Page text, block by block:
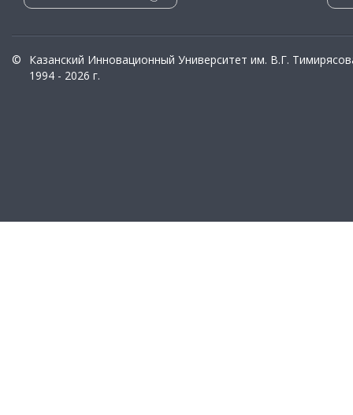
©
Казанский Инновационный Университет им. В.Г.
1994 - 2026 г.